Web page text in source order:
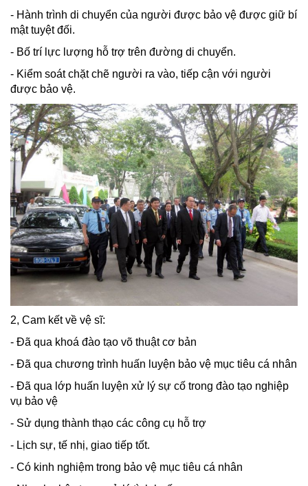
- Hành trình di chuyển của người được bảo vệ được giữ bí
mật tuyệt đối.
- Bố trí lực lượng hỗ trợ trên đường di chuyển.
- Kiểm soát chặt chẽ người ra vào, tiếp cận với người
được bảo vệ.
2, Cam kết về vệ sĩ:
- Đã qua khoá đào tạo võ thuật cơ bản
- Đã qua chương trình huấn luyện bảo vệ mục tiêu cá nhân
- Đã qua lớp huấn luyện xử lý sự cố trong đào tạo nghiệp
vụ bảo vệ
- Sử dụng thành thạo các công cụ hỗ trợ
- Lịch sự, tế nhị, giao tiếp tốt.
- Có kinh nghiệm trong bảo vệ mục tiêu cá nhân